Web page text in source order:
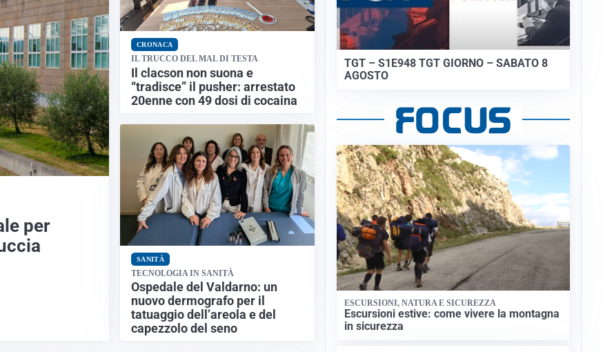
per
CRONACA
IL TRUCCO DEL MAL DI TESTA
Il clacson non suona e
“tradisce” il pusher: arrestato
20enne con 49 dosi di cocaina
SANITÀ
TECNOLOGIA IN SANITÀ
Ospedale del Valdarno: un
nuovo dermografo per il
tatuaggio dell’areola e del
capezzolo del seno
TGT – S1E948 TGT GIORNO – SABATO 8
AGOSTO
ESCURSIONI, NATURA E SICUREZZA
Escursioni estive: come vivere la montagna
in sicurezza